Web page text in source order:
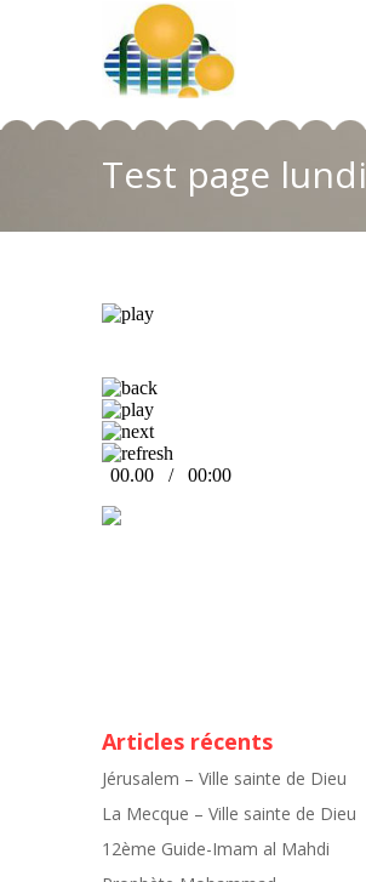
Test page lundi
Articles récents
Jérusalem – Ville sainte de Dieu
La Mecque – Ville sainte de Dieu
12ème Guide-Imam al Mahdi